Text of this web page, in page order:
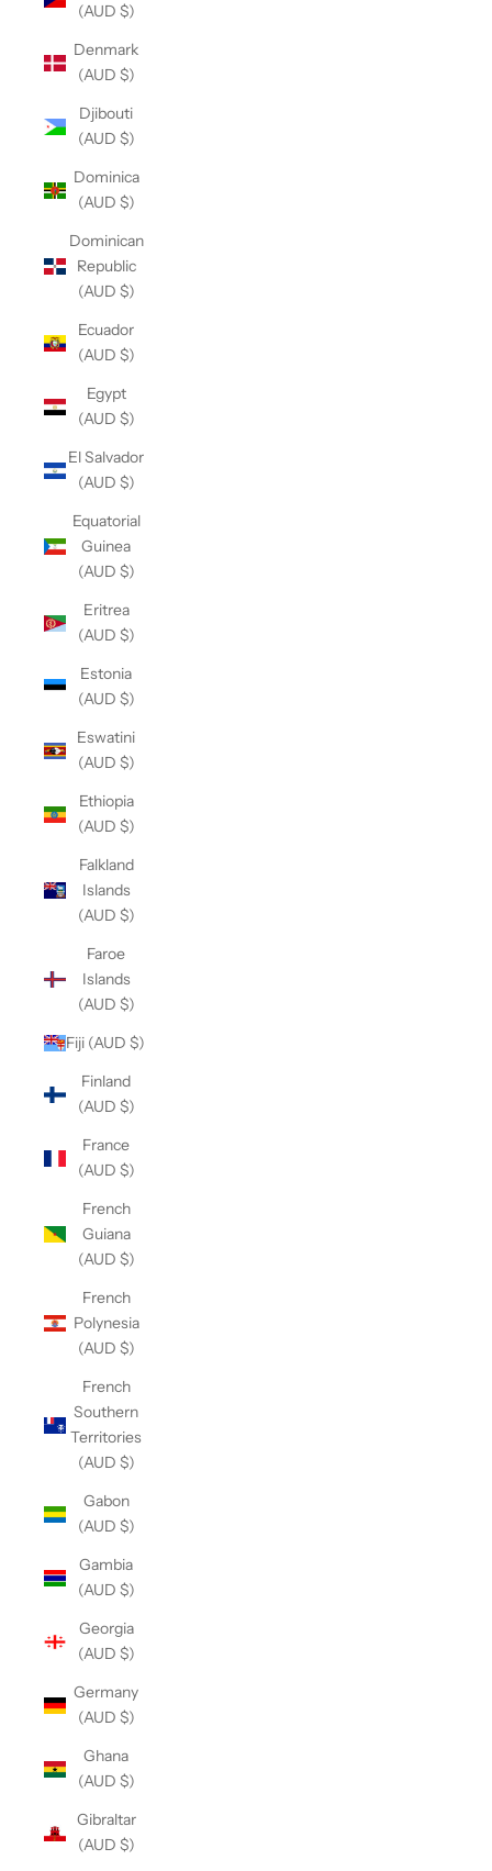
(AUD $)
Denmark
(AUD $)
Djibouti
(AUD $)
Dominica
(AUD $)
Dominican
Republic
(AUD $)
Ecuador
(AUD $)
Egypt
(AUD $)
El Salvador
(AUD $)
Equatorial
Guinea
(AUD $)
Eritrea
(AUD $)
Estonia
(AUD $)
Eswatini
(AUD $)
Ethiopia
(AUD $)
Falkland
Islands
(AUD $)
Faroe
Islands
(AUD $)
Fiji (AUD $)
Finland
(AUD $)
France
(AUD $)
French
Guiana
(AUD $)
French
Polynesia
(AUD $)
French
Southern
Territories
(AUD $)
Gabon
(AUD $)
Gambia
(AUD $)
Georgia
(AUD $)
Germany
(AUD $)
Ghana
(AUD $)
Gibraltar
(AUD $)